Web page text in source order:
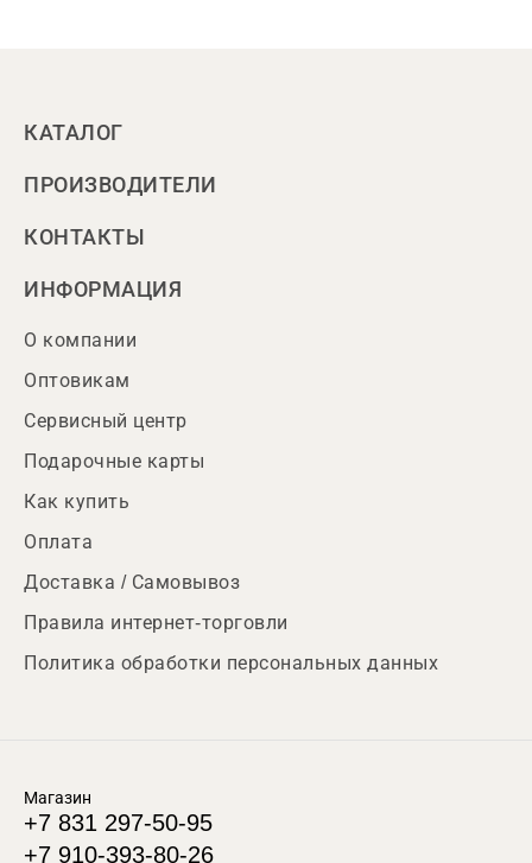
КАТАЛОГ
ПРОИЗВОДИТЕЛИ
КОНТАКТЫ
ИНФОРМАЦИЯ
О компании
Оптовикам
Сервисный центр
Подарочные карты
Как купить
Оплата
Доставка / Самовывоз
Правила интернет-торговли
Политика обработки персональных данных
Магазин
+7 831 297-50-95
+7 910-393-80-26